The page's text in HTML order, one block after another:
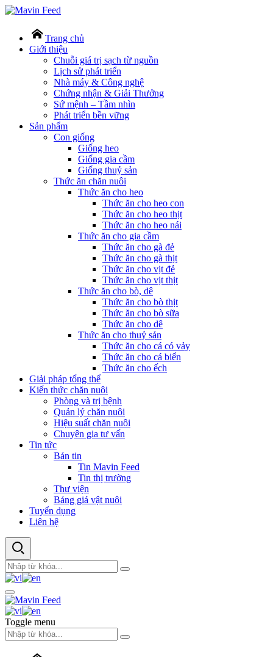
Trang chủ
Giới thiệu
Chuỗi giá trị sạch từ nguồn
Lịch sử phát triển
Nhà máy & Công nghệ
Chứng nhận & Giải Thưởng
Sứ mệnh – Tầm nhìn
Phát triển bền vững
Sản phẩm
Con giống
Giống heo
Giống gia cầm
Giống thuỷ sản
Thức ăn chăn nuôi
Thức ăn cho heo
Thức ăn cho heo con
Thức ăn cho heo thịt
Thức ăn cho heo nái
Thức ăn cho gia cầm
Thức ăn cho gà đẻ
Thức ăn cho gà thịt
Thức ăn cho vịt đẻ
Thức ăn cho vịt thịt
Thức ăn cho bò, dê
Thức ăn cho bò thịt
Thức ăn cho bò sữa
Thức ăn cho dê
Thức ăn cho thuỷ sản
Thức ăn cho cá có vảy
Thức ăn cho cá biển
Thức ăn cho ếch
Giải pháp tổng thể
Kiến thức chăn nuôi
Phòng và trị bệnh
Quản lý chăn nuôi
Hiệu suất chăn nuôi
Chuyên gia tư vấn
Tin tức
Bản tin
Tin Mavin Feed
Tin thị trường
Thư viện
Bảng giá vật nuôi
Tuyển dụng
Liên hệ
Toggle menu